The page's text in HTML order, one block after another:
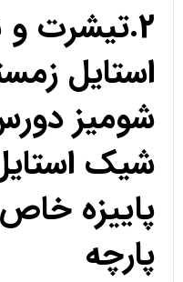
2.تیشرت و
استایل
شومیز
شیک
پاییزه
پارچه